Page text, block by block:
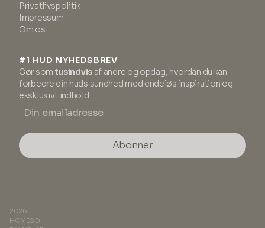
Privatlivspolitik
Impressum
Om os
#1 HUD NYHEDSBREV
Gør som tusindvisaf andre og opdag, hvordan du kan
forbedre din huds sundhed med endeløs inspiration og
eksklusivt indhold.
Abonner
2026
HOMESO